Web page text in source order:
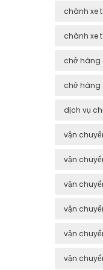
chành xe
chành xe
chở hàng
chở hàng
dịch vụ
vận
vận
vận
vận
vận
vận